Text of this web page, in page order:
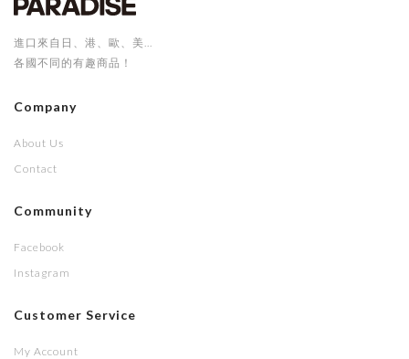
進口來自日、港、歐、美...
各國不同的有趣商品！
Company
About Us
Contact
Community
Facebook
Instagram
Customer Service
My Account